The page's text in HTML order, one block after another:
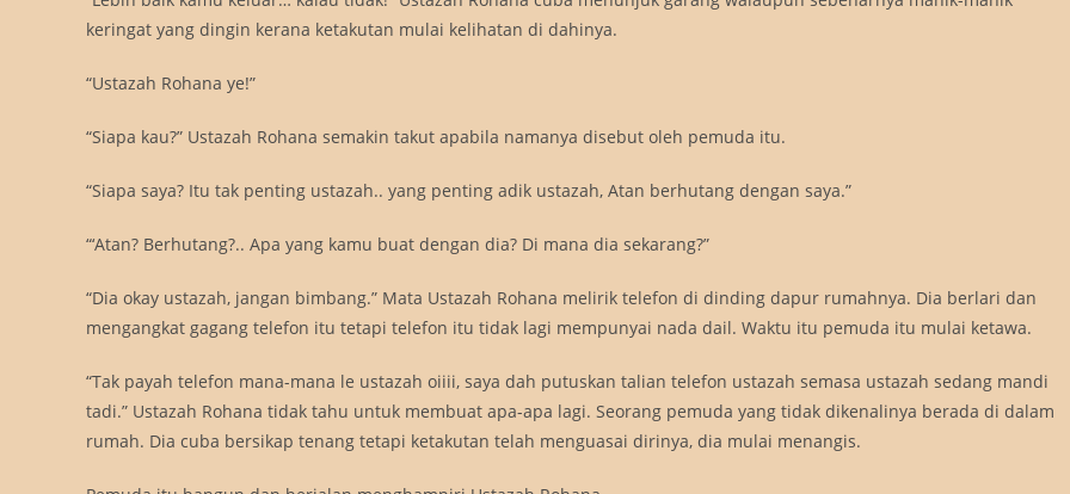
keringat yang dingin kerana ketakutan mulai kelihatan di dahinya.
“Ustazah Rohana ye!”
“Siapa kau?” Ustazah Rohana semakin takut apabila namanya disebut oleh pemuda itu.
“Siapa saya? Itu tak penting ustazah.. yang penting adik ustazah, Atan berhutang dengan saya.”
“‘Atan? Berhutang?.. Apa yang kamu buat dengan dia? Di mana dia sekarang?”
“Dia okay ustazah, jangan bimbang.” Mata Ustazah Rohana melirik telefon di dinding dapur rumahnya. Dia berlari dan
mengangkat gagang telefon itu tetapi telefon itu tidak lagi mempunyai nada dail. Waktu itu pemuda itu mulai ketawa.
“Tak payah telefon mana-mana le ustazah oiiii, saya dah putuskan talian telefon ustazah semasa ustazah sedang mandi
tadi.” Ustazah Rohana tidak tahu untuk membuat apa-apa lagi. Seorang pemuda yang tidak dikenalinya berada di dalam
rumah. Dia cuba bersikap tenang tetapi ketakutan telah menguasai dirinya, dia mulai menangis.